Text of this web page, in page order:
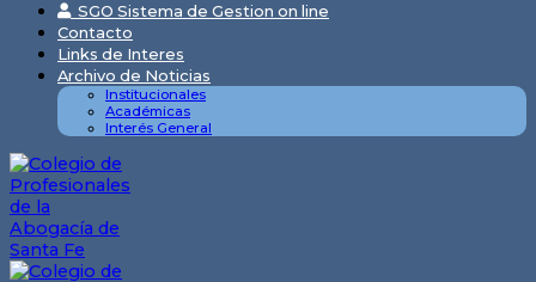
SGO Sistema de Gestion on line
Contacto
Links de Interes
Archivo de Noticias
Institucionales
Académicas
Interés General